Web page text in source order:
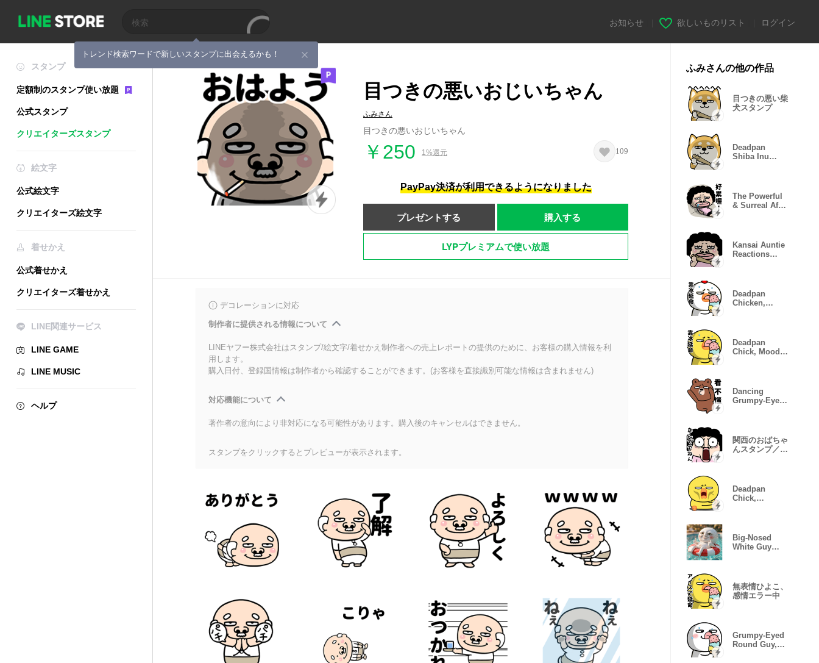
トレンド検索ワードで新しいスタンプに出会えるかも！
お知らせ 欲しいものリスト ログイン
スタンプ
定額制のスタンプ使い放題
公式スタンプ
クリエイターズスタンプ
絵文字
公式絵文字
クリエイターズ絵文字
着せかえ
公式着せかえ
クリエイターズ着せかえ
LINE関連サービス
LINE GAME
LINE MUSIC
ヘルプ
目つきの悪いおじいちゃん
ふみさん
目つきの悪いおじいちゃん
￥250 1%還元 109
PayPay決済が利用できるようになりました
プレゼントする 購入する
LYPプレミアムで使い放題
デコレーションに対応
制作者に提供される情報について
LINEヤフー株式会社はスタンプ/絵文字/着せかえ制作者への売上レポートの提供のために、お客様の購入情報を利
用します。
購入日付、登録国情報は制作者から確認することができます。(お客様を直接識別可能な情報は含まれません)
対応機能について
著作者の意向により非対応になる可能性があります。購入後のキャンセルはできません。
スタンプをクリックするとプレビューが表示されます。
ふみさんの他の作品
目つきの悪い柴
犬スタンプ
Deadpan
Shiba Inu
The Powerful
& Surreal Afro
Kansai Auntie
Reactions
Deadpan
Chicken,
Deadpan
Chick, Mood
Dancing
Grumpy-Eyed
関西のおばちゃ
んスタンプ／ツ
Deadpan
Chick,
Big-Nosed
White Guy
無表情ひよこ、
感情エラー中
Grumpy-Eyed
Round Guy,